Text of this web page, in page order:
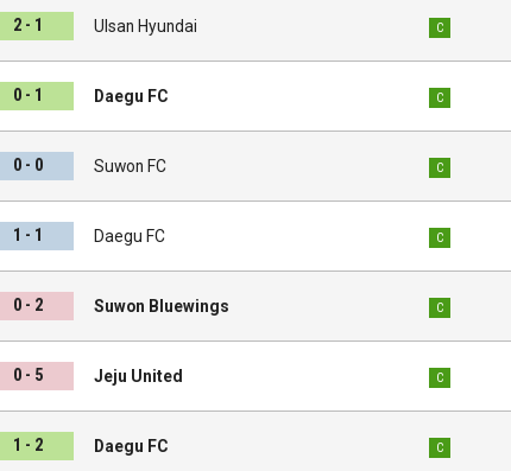
2 - 1 Ulsan Hyundai C
0 - 1 Daegu FC C
0 - 0 Suwon FC C
1 - 1 Daegu FC C
0 - 2 Suwon Bluewings C
0 - 5 Jeju United C
1 - 2 Daegu FC C